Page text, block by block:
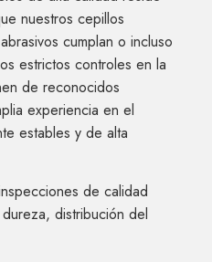
nuestros cepillos
cumplan o incluso
estrictos controles en la
de reconocidos
experiencia en el
estables y de alta
de calidad
distribución del